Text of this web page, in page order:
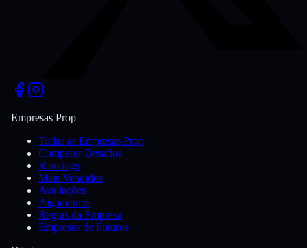
Empresas Prop
Todas as Empresas Prop
Comparar Desafios
Rankings
Mais Vendidos
Avaliações
Pagamentos
Regras da Empresa
Empresas de Futuros